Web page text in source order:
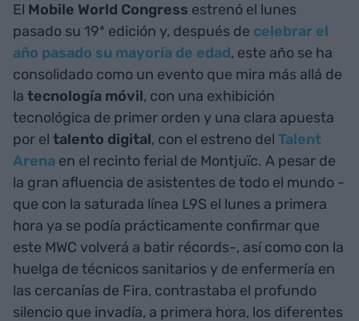
El Mobile World Congress estrenó el lunes
pasado su 19ª edición y, después de celebrar el
año pasado su mayoría de edad, este año se ha
consolidado como un evento que mira más allá de
la tecnología móvil, con una exhibición
tecnológica de primer orden y una clara apuesta
por el talento digital, con el estreno del Talent
Arena en el recinto ferial de Montjuïc. A pesar de
la gran afluencia de asistentes de todo el mundo -
que con la saturada línea L9S el lunes a primera
hora ya se podía prácticamente confirmar que
este MWC volverá a batir récords-, así como con la
huelga de técnicos sanitarios y de enfermería en
las cercanías de Fira, contrastaba el profundo
silencio que invadía, a primera hora, los diferentes